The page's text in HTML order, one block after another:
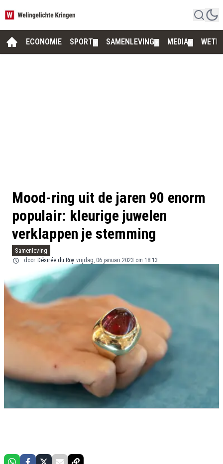
ECONOMIE SPORT SAMENLEVING MEDIA
Mood-ring uit de jaren 90 enorm
populair: kleurige juwelen
verklappen je stemming
Samenleving
door Désirée du Roy vrijdag, 06 januari 2023 om 18:13